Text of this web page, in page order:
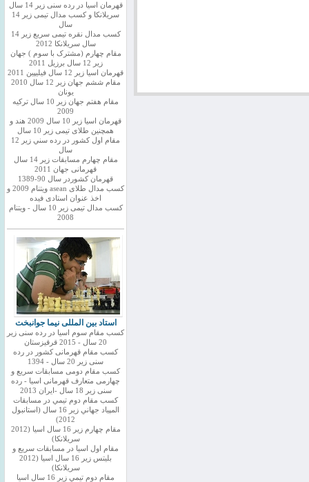
قهرمان اسیا در رده سنی زیر 14 سال
سريلانكا و کسب مدال تیمی زیر 14
سال
کسب مدال نقره تیمی سریع زیر 14
سال سریلانکا 2012
مقام چهارم (مشترک با سوم ) جهان
زیر 12 سال برزیل 2011
قهرمان اسيا زير 12 سال فیلیپین 2011
مقام ششم جهان زیر 12 سال 2010
یونان
مقام هفتم جهان زیر 10 سال ترکیه
2009
قهرمان اسيا زیر 10 سال 2009 هند و
همچنین طلای تیمی زیر 10 سال
مقام اول كشور در رده سني زير 12
سال
مقام چهارم مسابقات زیر 14 سال
قهرمانی جهان 2011
قهرمان کشوردر سال 90-1389
کسب مدال طلای asean ویتنام 2009 و
اخذ عنوان استادی فیده
کسب مدال تیمی زیر 10 سال - ویتنام
2008
استاد بین المللی نیما جوانبخت
کسب مقام سوم اسیا در رده سنی زیر
20 سال - 2015 قرقیزستان
کسب مقام قهرمانی کشور در رده
سنی زیر 20 سال - 1394
کسب مقام دومی مسابقات سریع و
چهارمی متعارف قهرمانی اسیا - رده
سنی زیر 18 سال -ایران 2013
كسب مقام دوم تيمي در مسابقات
المپياد جهاني زير 16 سال (استانبول
2012)
مقام چهارم زير 16 سال اسيا (2012
سريلانكا)
مقام اول اسيا در مسابقات سريع و
بليتس زير 16 سال اسيا (2012
سريلانكا)
مقام دوم تيمي زير 16 سال اسيا